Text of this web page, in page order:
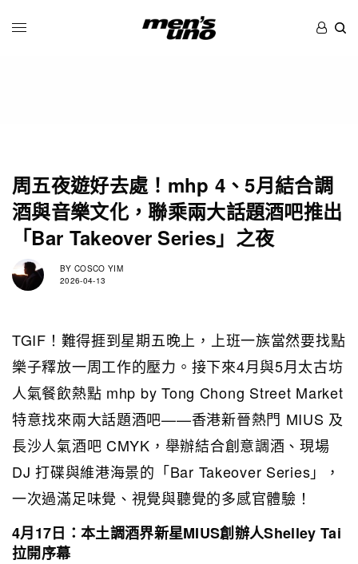
周五夜遊好去處！mhp 4、5月結合調
酒與音樂文化，聯乘兩大話題酒吧推出
「Bar Takeover Series」之夜
BY COSCO YIM
2026-04-13
TGIF！難得捱到星期五晚上，上班一族當然要找點
樂子釋放一周工作的壓力。接下來4月與5月太古坊
人氣餐飲熱點 mhp by Tong Chong Street Market
特意找來兩大話題酒吧——香港新晉熱門 MIUS 及
長沙人氣酒吧 CMYK，舉辦結合創意調酒、現場
DJ 打碟與維港海景的「Bar Takeover Series」，
一次過滿足味覺、視覺與聽覺的多感官體驗！
4月17日：本土調酒界新星MIUS創辦人Shelley Tai
拉開序幕